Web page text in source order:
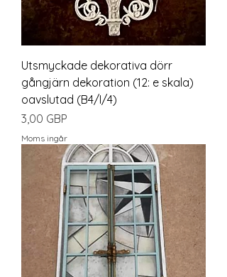
Utsmyckade dekorativa dörr
gångjärn dekoration (12: e skala)
oavslutad (B4/I/4)
Pris
3,00 GBP
Moms ingår